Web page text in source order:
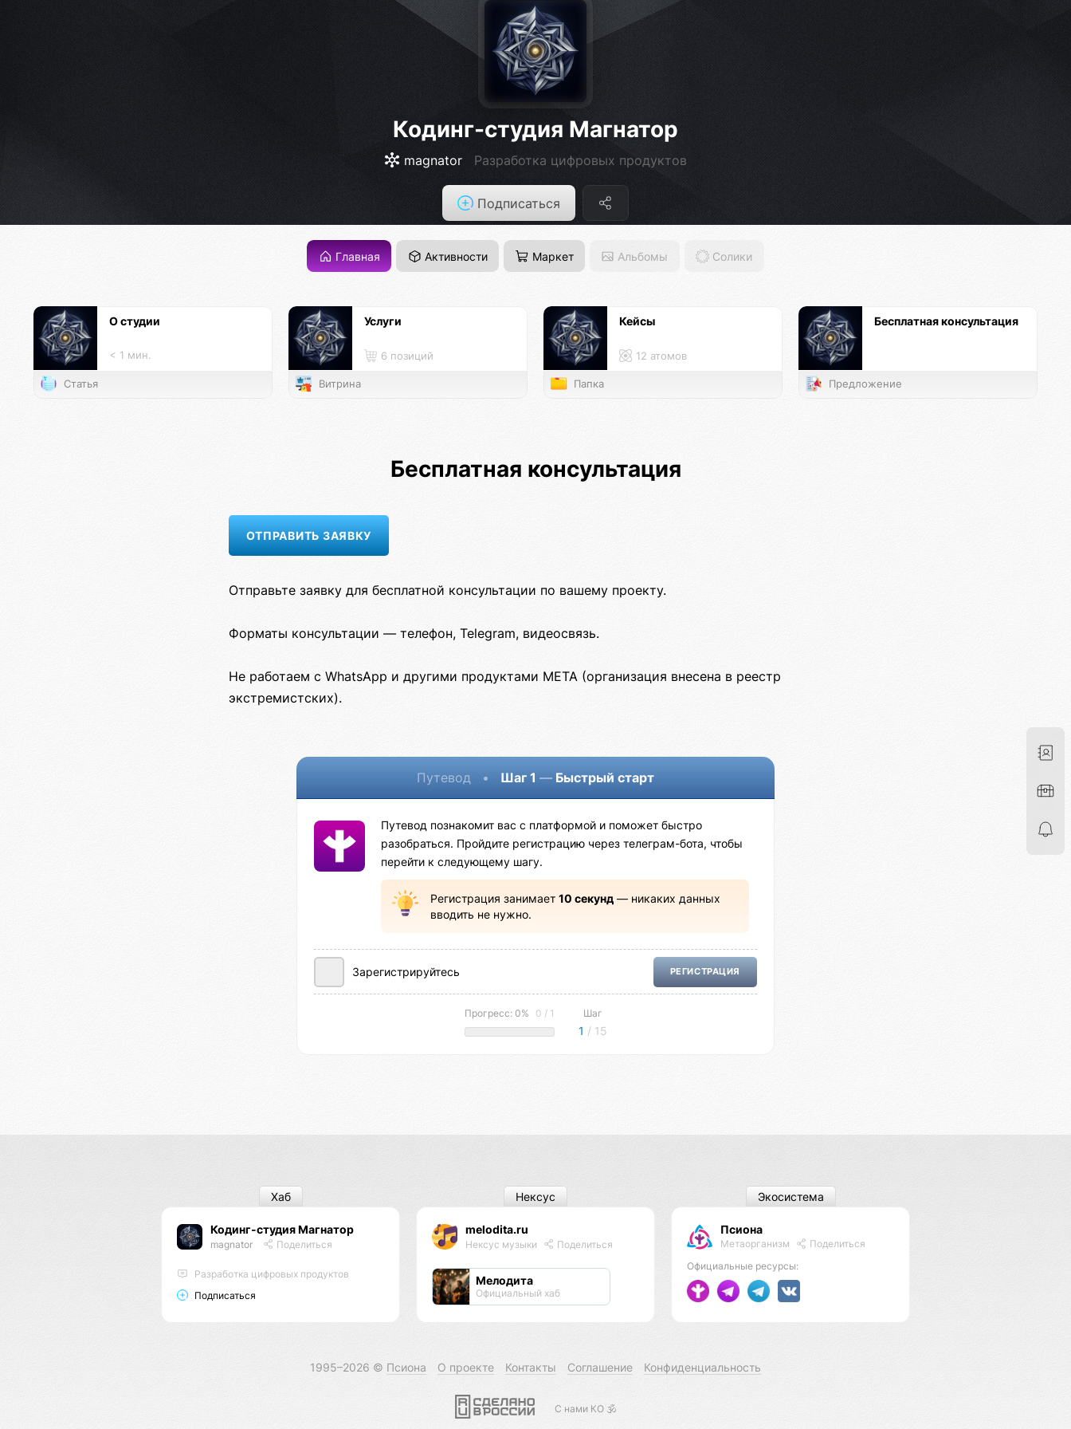
Кодинг-студия Магнатор
magnator Разработка цифровых продуктов
Подписаться
Главная Активности Маркет Альбомы Солики
О студии
< 1 мин.
Статья
Услуги
6 позиций
Витрина
Кейсы
12 атомов
Папка
Бесплатная консультация
Предложение
Бесплатная консультация
Отправьте заявку для бесплатной консультации по вашему проекту.
Форматы консультации — телефон, Telegram, видеосвязь.
Не работаем с WhatsApp и другими продуктами META (организация внесена в реестр
экстремистских).
Путевод • Шаг 1 — Быстрый старт
Путевод познакомит вас с платформой и поможет быстро
разобраться. Пройдите регистрацию через телеграм-бота, чтобы
перейти к следующему шагу.
Регистрация занимает 10 секунд— никаких данных
вводить не нужно.
Зарегистрируйтесь РЕГИСТРАЦИЯ
Прогресс: 0% 0 / 1 Шаг
1 / 15
Кодинг-студия Магнатор
magnator Поделиться
Разработка цифровых продуктов
Подписаться
Хаб
melodita.ru
Нексус музыки Поделиться
Мелодита
Официальный хаб
Нексус
Псиона
Метаорганизм
Поделиться
Официальные ресурсы:
Экосистема
1995–2026 © Псиона О проекте Контакты Соглашение Конфиденциальность
С нами КО 🕉️